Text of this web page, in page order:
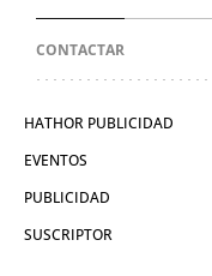
CONTACTAR
HATHOR PUBLICIDAD
EVENTOS
PUBLICIDAD
SUSCRIPTOR